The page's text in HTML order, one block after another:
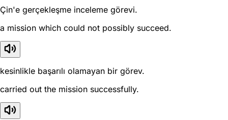
Çin'e gerçekleşme inceleme görevi.
a mission which could not possibly succeed.
kesinlikle başarılı olamayan bir görev.
carried out the mission successfully.